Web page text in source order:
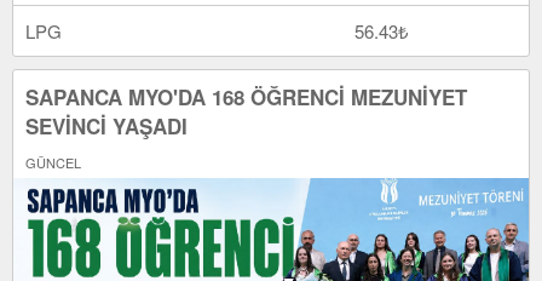
LPG
56.43₺
SAPANCA MYO'DA 168 ÖĞRENCİ MEZUNİYET
SEVİNCİ YAŞADI
GÜNCEL